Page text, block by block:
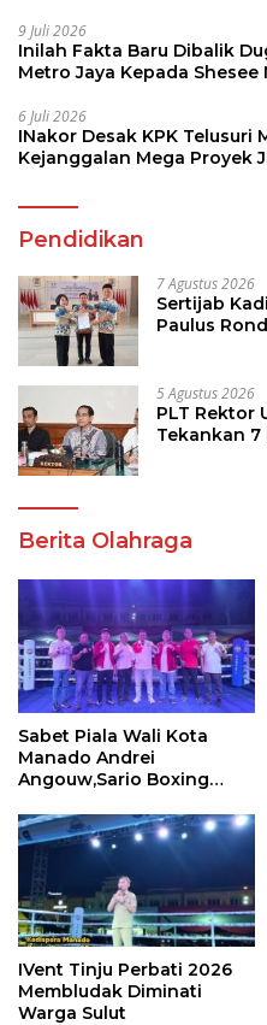
9 Juli 2026
Inilah Fakta Baru Dibalik
Metro Jaya Kepada
6 Juli 2026
INakor Desak KPK Telusuri
Kejanggalan Mega Proyek
Pendidikan
7 Agustus 2026
Sertijab
Paulus
5 Agustus 2026
PLT Rektor
Tekankan 7
Berita Olahraga
Sabet Piala Wali Kota
Manado Andrei
Angouw,Sario Boxing
Perbati 2026
IVent Tinju Perbati 2026
Membludak Diminati
Warga Sulut